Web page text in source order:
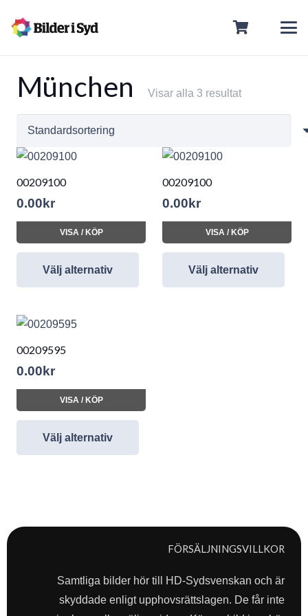
München Visar alla 3 resultat
00209100
0.00 kr
VISA / KÖP
Välj alternativ
00209100
0.00 kr
VISA / KÖP
Välj alternativ
00209595
0.00 kr
VISA / KÖP
Välj alternativ
FÖRSÄLJNINGSVILLKOR
Samtliga bilder hör till HD-Sydsvenskan och är
skyddade enligt upphovsrättslagen. De får inte